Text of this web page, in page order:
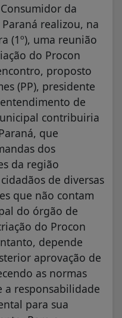
da
realizou, na
(1º), uma reunião
do Procon
proposto
(PP), presidente
de
contribuiria
que
dos
da região
de diversas
que não contam
do órgão de
do Procon
depende
aprovação de
as normas
a responsabilidade
para sua